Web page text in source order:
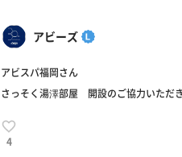
アビーズ
アビスパ福岡さん
さっそく湯澤部屋 開設のご協力いただ
4